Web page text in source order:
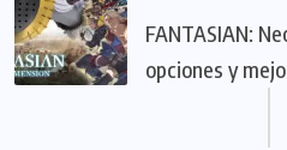
FANTASIAN:
opciones y